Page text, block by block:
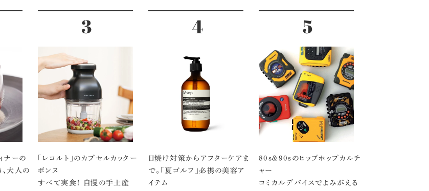
ナーの
大人の
「レコルト」のカプセルカッター
ボンヌ
すべて実食！ 自慢の手土産
日焼け対策からアフターケアま
で。「夏ゴルフ」必携の美容ア
イテム
80s＆90sのヒップホップカルチ
ャー
コミカルデバイスでよみがえる